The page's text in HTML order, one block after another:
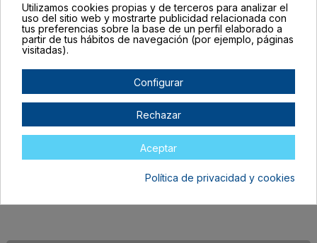
Completa las unidades por color, el botón para mandar tu pedido al
carrito lo encontrarás al final de la tabla.
Filtrar lista de variantes por:
TALLA ÚNICA ADULTO
Utilizamos cookies propias y de terceros para analizar el
uso del sitio web y mostrarte publicidad relacionada con
tus preferencias sobre la base de un perfil elaborado a
partir de tus hábitos de navegación (por ejemplo, páginas
visitadas).
Configurar
Rechazar
Aceptar
Política de privacidad y cookies